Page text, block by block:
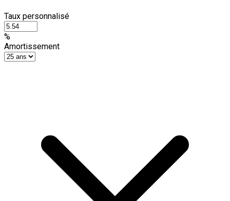
Taux personnalisé
%
Amortissement